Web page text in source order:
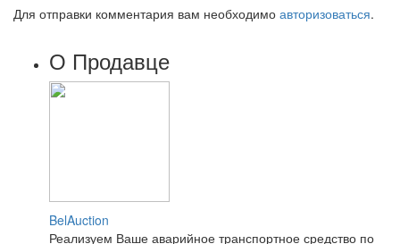
Для отправки комментария вам необходимо авторизоваться.
О Продавце
BelAuction
Реализуем Ваше аварийное транспортное средство по